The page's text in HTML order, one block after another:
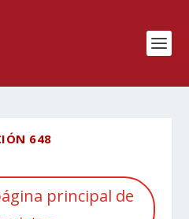
648
principal de